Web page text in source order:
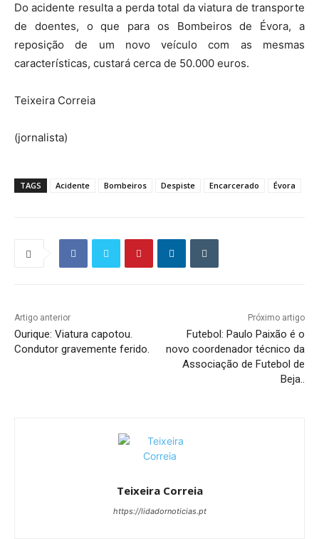
Do acidente resulta a perda total da viatura de transporte
de doentes, o que para os Bombeiros de Évora, a
reposição de um novo veículo com as mesmas
características, custará cerca de 50.000 euros.
Teixeira Correia
(jornalista)
TAGS Acidente Bombeiros Despiste Encarcerado Évora
Artigo anterior
Ourique: Viatura capotou.
Condutor gravemente ferido.
Próximo artigo
Futebol: Paulo Paixão é o
novo coordenador técnico da
Associação de Futebol de
Beja..
Teixeira Correia
https://lidadornoticias.pt